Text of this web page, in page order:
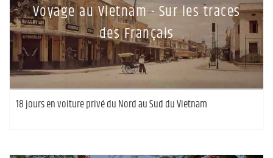
Voyage au Vietnam - Sur les traces
des Français
18 jours en voiture privé du Nord au Sud du Vietnam